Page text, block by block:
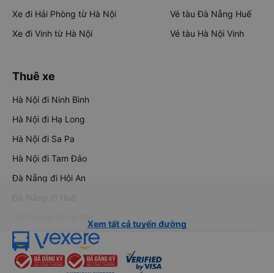
Xe đi Hải Phòng từ Hà Nội
Xe đi Vinh từ Hà Nội
Vé tàu Đà Nẵng Huế
Vé tàu Hà Nội Vinh
Thuê xe
Hà Nội đi Ninh Bình
Hà Nội đi Hạ Long
Hà Nội đi Sa Pa
Hà Nội đi Tam Đảo
Đà Nẵng đi Hội An
Đà Nẵng đi Huế
Xem tất cả tuyến đường